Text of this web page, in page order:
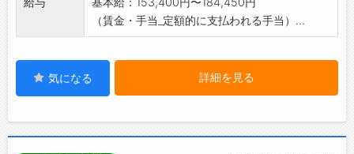
（賃金・手当_定額的に支払われる手当）...
気になる 詳細を見る